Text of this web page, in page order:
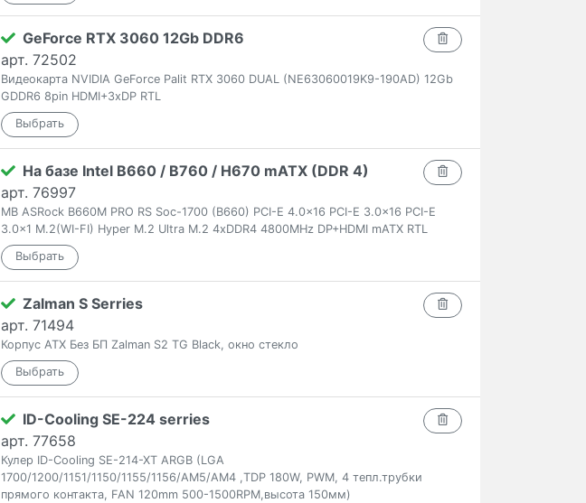
GeForce RTX 3060 12Gb DDR6
арт. 72502
Видеокарта NVIDIA GeForce Palit RTX 3060 DUAL (NE63060019K9-190AD) 12Gb
GDDR6 8pin HDMI+3xDP RTL
На базе Intel B660 / B760 / H670 mATX (DDR 4)
арт. 76997
MB ASRock B660M PRO RS Soc-1700 (B660) PCI-E 4.0x16 PCI-E 3.0x16 PCI-E
3.0x1 M.2(WI-FI) Hyper M.2 Ultra M.2 4xDDR4 4800MHz DP+HDMI mATX RTL
Zalman S Serries
арт. 71494
Корпус ATX Без БП Zalman S2 TG Black, окно стекло
ID-Cooling SE-224 serries
арт. 77658
Кулер ID-Cooling SE-214-XT ARGB (LGA
1700/1200/1151/1150/1155/1156/AM5/AM4 ,TDP 180W, PWM, 4 тепл.трубки
прямого контакта, FAN 120mm 500-1500RPM,высота 150мм)